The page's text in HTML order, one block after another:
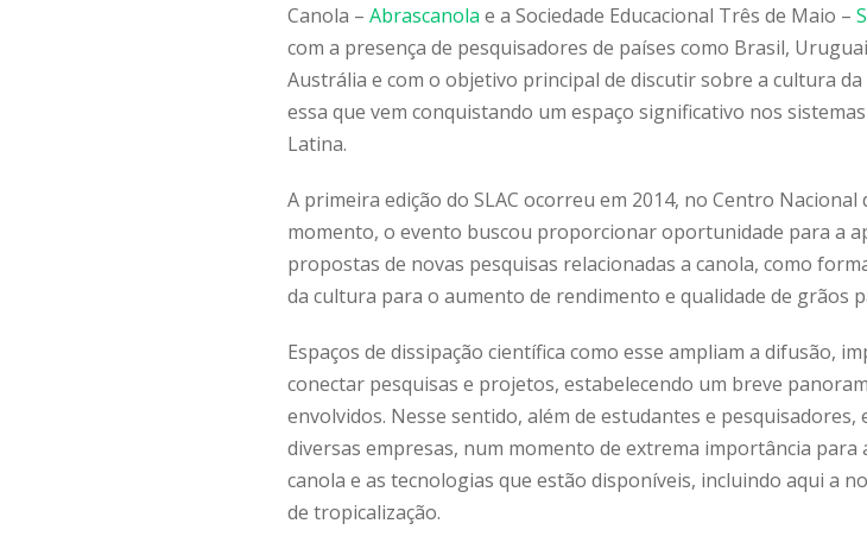
Canola – Abrascanola e a Sociedade Educacional Três de Maio –
com a presença de pesquisadores de países como Brasil,
Austrália e com o objetivo principal de discutir sobre a cultura
essa que vem conquistando um espaço significativo nos
Latina.
A primeira edição do SLAC ocorreu em 2014, no Centro Nacional
momento, o evento buscou proporcionar oportunidade para a
propostas de novas pesquisas relacionadas a canola, como
da cultura para o aumento de rendimento e qualidade de grãos
Espaços de dissipação científica como esse ampliam a difusão,
conectar pesquisas e projetos, estabelecendo um breve
envolvidos. Nesse sentido, além de estudantes e
diversas empresas, num momento de extrema importância para
canola e as tecnologias que estão disponíveis, incluindo aqui a
de tropicalização.